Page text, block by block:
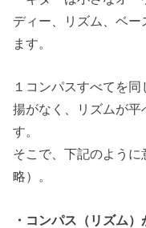
ディー、リズム、ベー
ます。
１コンパスすべてを
揚がなく、リズムが平
す。
そこで、下記のよう
略）。
・コンパス（リズム